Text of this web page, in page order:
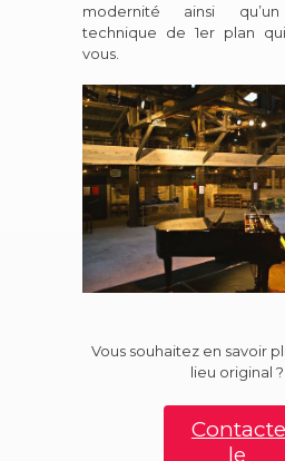
modernité ainsi
technique de 1er plan
vous.
Vous souhaitez en savoir
lieu original ?
le